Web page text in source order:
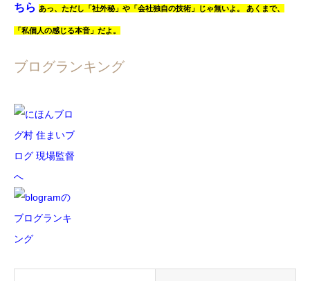
ちら あっ、 ただし「社外秘」や「会社独自の技術」じゃ無いよ。 あくまで、
「私個人の感じる本音」だよ。
ブログランキング